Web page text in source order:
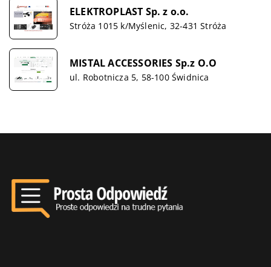
ELEKTROPLAST Sp. z o.o.
Stróża 1015 k/Myślenic, 32-431 Stróża
MISTAL ACCESSORIES Sp.z O.O
ul. Robotnicza 5, 58-100 Świdnica